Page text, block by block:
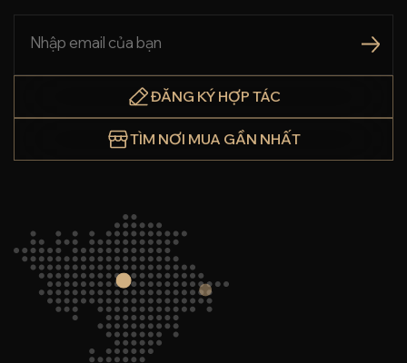
ĐĂNG KÝ HỢP TÁC
TÌM NƠI MUA GẦN NHẤT